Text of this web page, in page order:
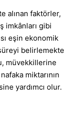
alınan faktörler,
imkânları gibi
eşin ekonomik
süreyi belirlemekte
müvekkillerine
miktarının
yardımcı olur.